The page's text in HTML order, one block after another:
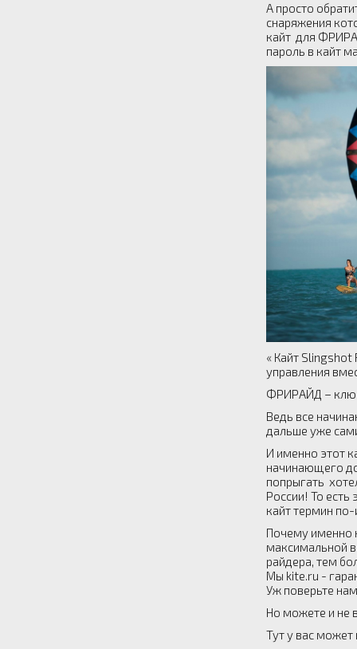
А просто
снаряжения
кайт для
пароль в кайт
« Кайт Slingshot
управления
ФРИРАЙД –
Ведь все
дальше уже
И именно этот
начинающего
попрыгать
России! То есть
кайт термин
Почему именно
максимальной
райдера, тем
Мы kite.ru -
Уж поверьте
Но можете и не
Тут у вас